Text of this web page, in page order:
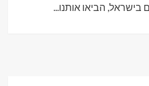
הביאו אותנו...